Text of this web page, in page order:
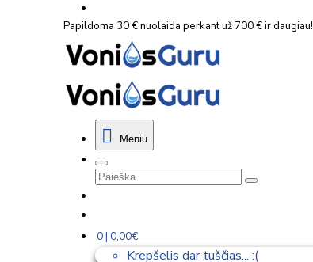
Papildoma 30 € nuolaida perkant už 700 € ir daugiau!
Meniu
0 | 0,00€
Krepšelis dar tuščias... :(